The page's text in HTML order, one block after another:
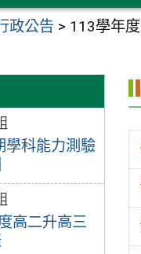
政公告 > 113學年
學科能力測驗
高二升高三